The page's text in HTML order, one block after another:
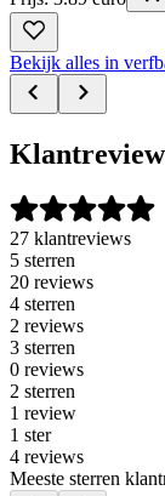
Bekijk alles in
27 klantreviews
5 sterren
20 reviews
4 sterren
2 reviews
3 sterren
0 reviews
2 sterren
1 review
1 ster
4 reviews
Meeste sterren